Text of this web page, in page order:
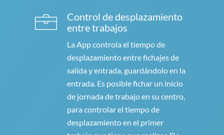
Control de desplazamiento
entre trabajos
La App controla el tiempo de
desplazamiento entre fichajes de
salida y entrada, guardándolo en la
entrada. Es posible fichar un inicio
de jornada de trabajo en su centro,
para controlar el tiempo de
desplazamiento en el primer